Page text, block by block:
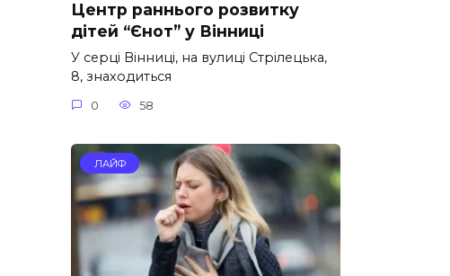
Центр раннього розвитку
дітей “Єнот” у Вінниці
У серці Вінниці, на вулиці Стрілецька,
8, знаходиться
0 58
ЛАЙФ